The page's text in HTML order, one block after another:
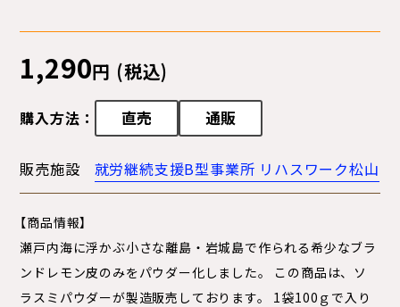
1,290円 (税込)
購入方法： 直売 通販
販売施設 就労継続支援B型事業所 リハスワーク松山
【商品情報】
瀬戸内海に浮かぶ小さな離島・岩城島で作られる希少なブラ
ンドレモン皮のみをパウダー化しました。 この商品は、ソ
ラスミパウダーが製造販売しております。 1袋100ｇで入り